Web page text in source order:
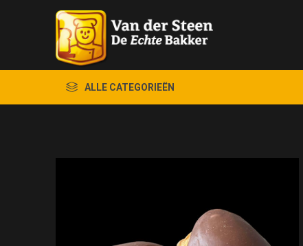
ALLE CATEGORIEËN